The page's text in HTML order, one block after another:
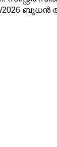
2026 ബുധൻ